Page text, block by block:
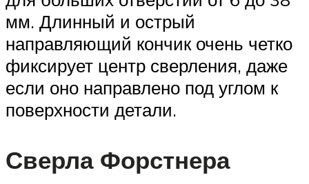
мм. Длинный и острый
направляющий кончик очень четко
фиксирует центр сверления, даже
если оно направлено под углом к
поверхности детали.
Сверла Форстнера